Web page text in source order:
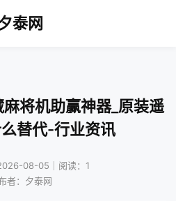
泰网
将机助赢神器_原装遥
替代-行业资讯
08-05｜阅读：1
者：夕泰网